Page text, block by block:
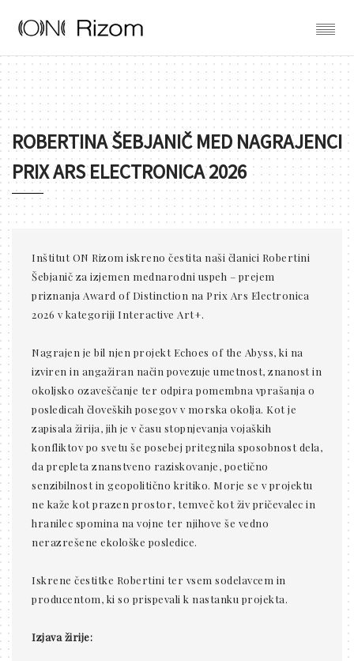
ROBERTINA ŠEBJANIČ MED NAGRAJENCI
PRIX ARS ELECTRONICA 2026
Inštitut ON Rizom iskreno čestita naši članici Robertini
Šebjanič za izjemen mednarodni uspeh – prejem
priznanja Award of Distinction na Prix Ars Electronica
2026 v kategoriji Interactive Art+.
Nagrajen je bil njen projekt Echoes of the Abyss, ki na
izviren in angažiran način povezuje umetnost, znanost in
okoljsko ozaveščanje ter odpira pomembna vprašanja o
posledicah človeških posegov v morska okolja. Kot je
zapisala žirija, jih je v času stopnjevanja vojaških
konfliktov po svetu še posebej pritegnila sposobnost dela,
da prepleta znanstveno raziskovanje, poetično
senzibilnost in geopolitično kritiko. Morje se v projektu
ne kaže kot prazen prostor, temveč kot živ pričevalec in
hranilec spomina na vojne ter njihove še vedno
nerazrešene ekološke posledice.
Iskrene čestitke Robertini ter vsem sodelavcem in
producentom, ki so prispevali k nastanku projekta.
Izjava žirije: